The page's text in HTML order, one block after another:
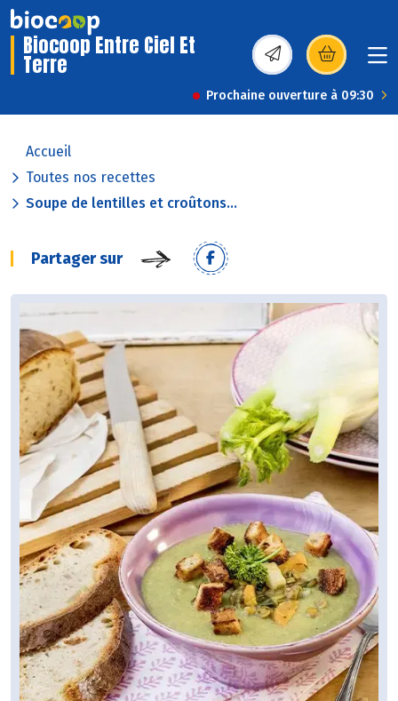
Biocoop Entre Ciel Et
Terre (s’ouvre dans une
Prochaine ouverture à 09:30
Accueil
Toutes nos recettes
Soupe de lentilles et croûtons...
Partager sur